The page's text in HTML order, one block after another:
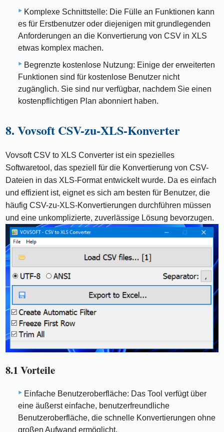
Komplexe Schnittstelle: Die Fülle an Funktionen kann
es für Erstbenutzer oder diejenigen mit grundlegenden
Anforderungen an die Konvertierung von CSV in XLS
etwas komplex machen.
Begrenzte kostenlose Nutzung: Einige der erweiterten
Funktionen sind für kostenlose Benutzer nicht
zugänglich. Sie sind nur verfügbar, nachdem Sie einen
kostenpflichtigen Plan abonniert haben.
8. Vovsoft CSV-zu-XLS-Konverter
Vovsoft CSV to XLS Converter ist ein spezielles
Softwaretool, das speziell für die Konvertierung von CSV-
Dateien in das XLS-Format entwickelt wurde. Da es einfach
und effizient ist, eignet es sich am besten für Benutzer, die
häufig CSV-zu-XLS-Konvertierungen durchführen müssen
und eine unkomplizierte, zuverlässige Lösung bevorzugen.
8.1 Vorteile
Einfache Benutzeroberfläche: Das Tool verfügt über
eine äußerst einfache, benutzerfreundliche
Benutzeroberfläche, die schnelle Konvertierungen ohne
großen Aufwand ermöglicht.